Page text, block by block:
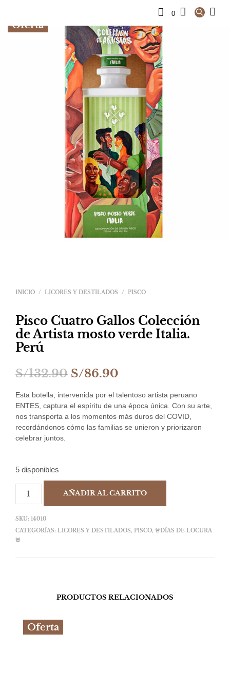
0
Oferta
INICIO / LICORES Y DESTILADOS / PISCO
Pisco Cuatro Gallos Colección
de Artista mosto verde Italia.
Perú
S/132.90 El
precio
original
era:
S/86.90
precio
actual
es:
Esta botella, intervenida por el talentoso artista peruano
ENTES, captura el espíritu de una época única. Con su arte,
nos transporta a los momentos más duros del COVID,
recordándonos cómo las familias se unieron y priorizaron
celebrar juntos.
5 disponibles
AÑADIR AL CARRITO
SKU: 14010
CATEGORÍAS: LICORES Y DESTILADOS, PISCO, 🚨DÍAS DE LOCURA
🚨
PRODUCTOS RELACIONADOS
Oferta